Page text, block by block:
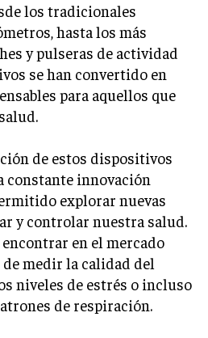
los tradicionales
hasta los más
y pulseras de actividad
se han convertido en
para aquellos que
de estos dispositivos
constante innovación
explorar nuevas
y controlar nuestra salud.
en el mercado
medir la calidad del
niveles de estrés o incluso
de respiración.